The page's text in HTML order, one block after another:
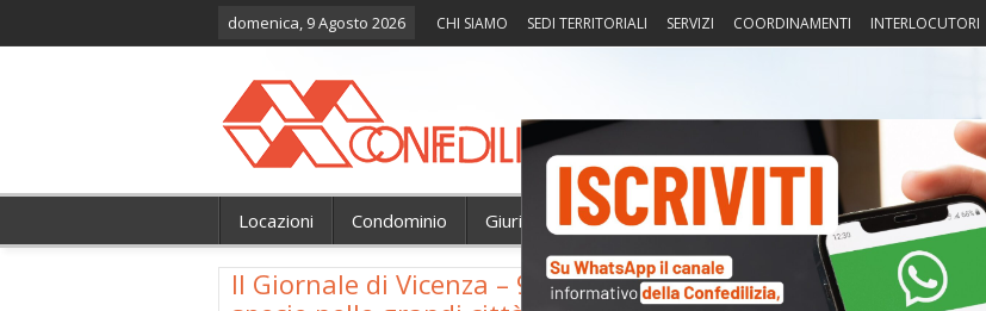
domenica, 9 Agosto 2026 CHI SIAMO SEDI TERRITORIALI SERVIZI COORDINAMENTI INTERLOCUTORI
Locazioni Condominio Giurisprudenza Fisco Portierato Intorno alla casa
Il Giornale di Vicenza – 9.6.2016 – 2015, diminuiti gli sfratti